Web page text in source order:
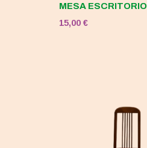
MESA ESCRITORIO
15,00 €